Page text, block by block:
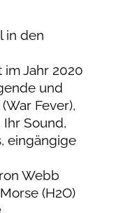
in den
im Jahr 2020
und
Fever),
Sound,
eingängige
Webb
(H2O)